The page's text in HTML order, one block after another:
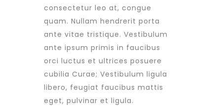
consectetur leo at, congue
quam. Nullam hendrerit porta
ante vitae tristique. Vestibulum
ante ipsum primis in faucibus
orci luctus et ultrices posuere
cubilia Curae; Vestibulum ligula
libero, feugiat faucibus mattis
eget, pulvinar et ligula.